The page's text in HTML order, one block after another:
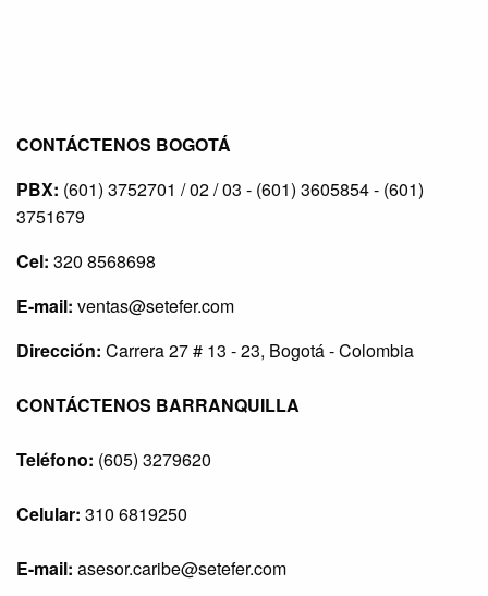
CONTÁCTENOS BOGOTÁ
PBX: (601) 3752701 / 02 / 03 - (601) 3605854 - (601)
3751679
Cel: 320 8568698
E-mail: ventas@setefer.com
Dirección: Carrera 27 # 13 - 23, Bogotá - Colombia
CONTÁCTENOS BARRANQUILLA
Teléfono: (605) 3279620
Celular: 310 6819250
E-mail: asesor.caribe@setefer.com